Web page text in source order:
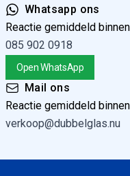
Whatsapp ons
Reactie gemiddeld
085 902 0918
Open WhatsApp
Mail ons
Reactie gemiddeld
verkoop@dubbelglas.nu